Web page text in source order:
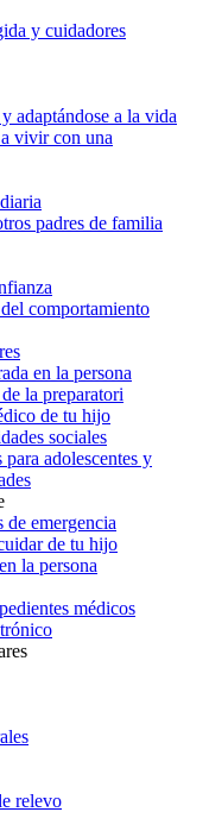
y cuidadores
adaptándose a la vida
vivir con una
padres de familia
comportamiento
en la persona
la preparatori
de tu hijo
sociales
adolescentes y
de emergencia
de tu hijo
la persona
médicos
relevo